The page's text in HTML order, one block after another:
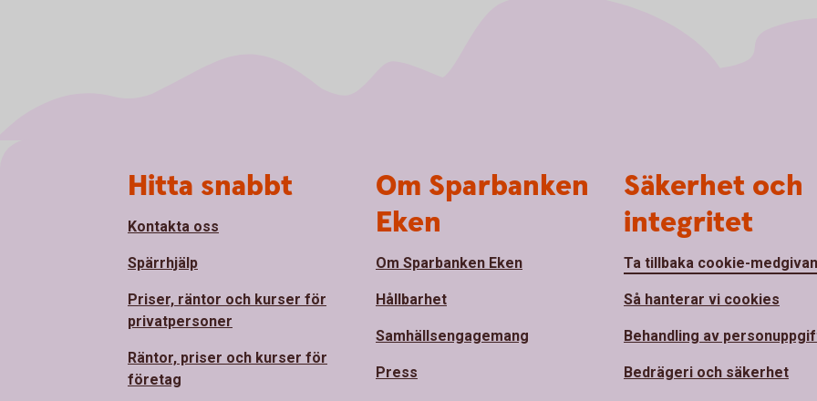
Hitta snabbt
Kontakta oss
Spärrhjälp
Priser, räntor och kurser för
privatpersoner
Räntor, priser och kurser för
företag
Om Sparbanken
Eken
Om Sparbanken Eken
Hållbarhet
Samhällsengagemang
Press
Säkerhet och
integritet
Ta tillbaka cookie-
Så hanterar vi cookies
Behandling av
Bedrägeri och säkerhet